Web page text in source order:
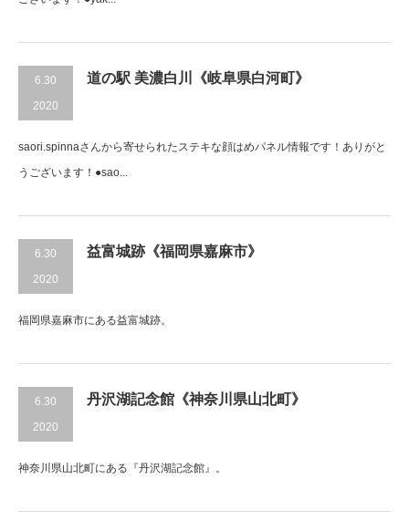
6.30
2020
道の駅 美濃白川《岐阜県白河町》
saori.spinnaさんから寄せられたステキな顔はめパネル情報です！ありがと
うございます！●sao...
6.30
2020
益富城跡《福岡県嘉麻市》
福岡県嘉麻市にある益富城跡。
6.30
2020
丹沢湖記念館《神奈川県山北町》
神奈川県山北町にある『丹沢湖記念館』。